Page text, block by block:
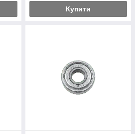
Купити